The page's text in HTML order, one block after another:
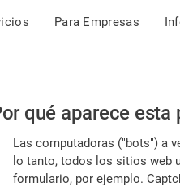
Para Empresas
qué aparece esta
Las computadoras ("bots") a
lo tanto, todos los sitios web
formulario, por ejemplo.